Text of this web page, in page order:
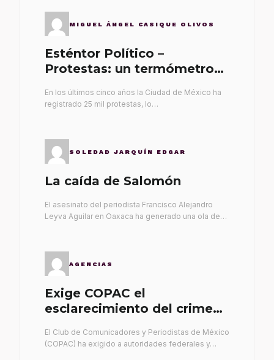
MIGUEL ÁNGEL CASIQUE OLIVOS
Esténtor Político –
Protestas: un termómetro
En los últimos cinco años la Ciudad de México ha
registrado 25 mil protestas, lo…
SOLEDAD JARQUÍN EDGAR
La caída de Salomón
El asesinato del periodista Francisco Alejandro
Leyva Aguilar en Oaxaca ha generado una ola de…
AGENCIAS
Exige COPAC el
esclarecimiento del crimen
El Club de Comunicadores y Periodistas de México
(COPAC) ha exigido a autoridades federales y…